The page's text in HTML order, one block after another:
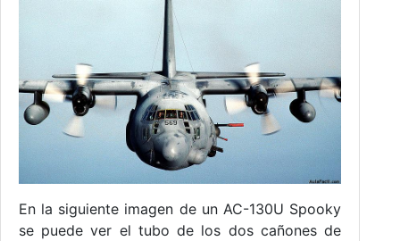
En la siguiente imagen de un AC-130U Spooky
se puede ver el tubo de los dos cañones de